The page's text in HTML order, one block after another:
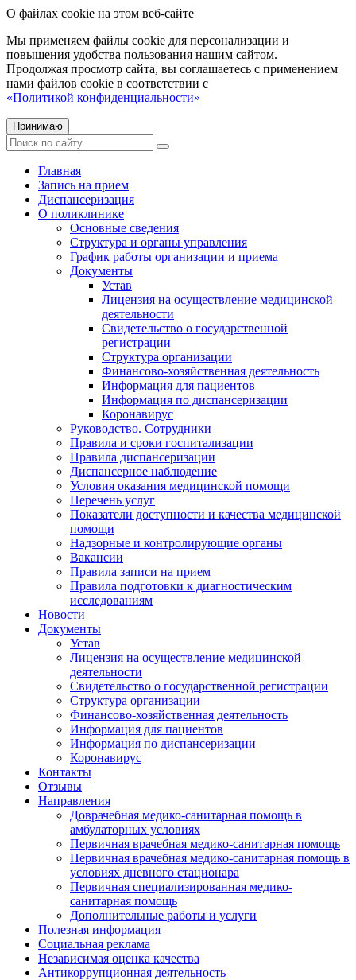
О файлах cookie на этом веб-сайте
Мы применяем файлы cookie для персонализации и
повышения удобства пользования нашим сайтом.
Продолжая просмотр сайта, вы соглашаетесь с применением
нами файлов cookie в соответствии с
«Политикой конфиденциальности»
Принимаю
Главная
Запись на прием
Диспансеризация
О поликлинике
Основные сведения
Структура и органы управления
График работы организации и приема
Документы
Устав
Лицензия на осуществление медицинской
деятельности
Свидетельство о государственной
регистрации
Структура организации
Финансово-хозяйственная деятельность
Информация для пациентов
Информация по диспансеризации
Коронавирус
Руководство. Сотрудники
Правила и сроки госпитализации
Правила диспансеризации
Диспансерное наблюдение
Условия оказания медицинской помощи
Перечень услуг
Показатели доступности и качества медицинской
помощи
Надзорные и контролирующие органы
Вакансии
Правила записи на прием
Правила подготовки к диагностическим
исследованиям
Новости
Документы
Устав
Лицензия на осуществление медицинской
деятельности
Свидетельство о государственной регистрации
Структура организации
Финансово-хозяйственная деятельность
Информация для пациентов
Информация по диспансеризации
Коронавирус
Контакты
Отзывы
Направления
Доврачебная медико-санитарная помощь в
амбулаторных условиях
Первичная врачебная медико-санитарная помощь
Первичная врачебная медико-санитарная помощь в
условиях дневного стационара
Первичная специализированная медико-
санитарная помощь
Дополнительные работы и услуги
Полезная информация
Социальная реклама
Независимая оценка качества
Антикоррупционная деятельность